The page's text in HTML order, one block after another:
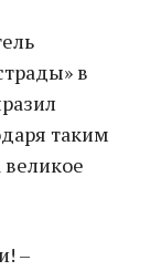
в
таким
великое
–